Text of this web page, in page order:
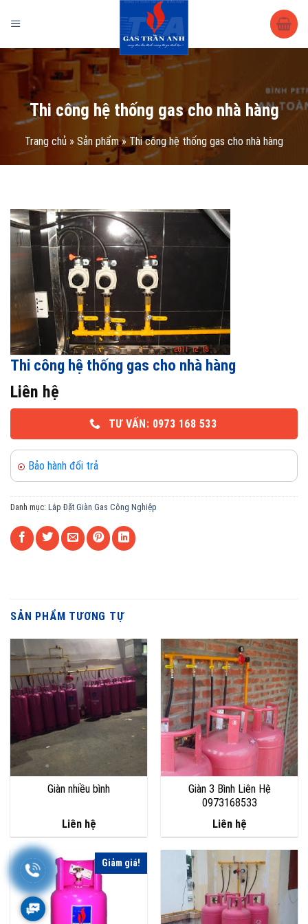
Lắp Đặt Giàn Gas Công Nghiệp
/ Thi công hệ
thống gas cho nhà hàng
Thi công hệ thống gas cho nhà hàng
Trang chủ » Sản phẩm»Thi công hệ thống gas cho nhà hàng
Thi công hệ thống gas cho nhà hàng
Liên hệ
TƯ VẤN: 0973 168 533
Bảo hành đổi trả
Danh mục: Lắp Đặt Giàn Gas Công Nghiệp
SẢN PHẨM TƯƠNG TỰ
Giàn nhiều bình
Liên hệ
Giàn 3 Bình Liên Hệ
0973168533
Liên hệ
Giảm giá!